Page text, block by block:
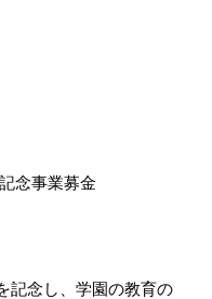
念事業募金
記念し、学園の教育の